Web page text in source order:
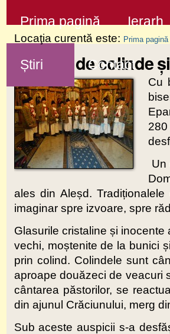
la
conţinut
Sari
la
navigare
Prima pagină Ierarh
Știri Contact
Locaţia curentă este: Prima pagină
Festival de colinde
Cu
Un
ales din Aleșd.
imaginar spre izvoare, spre
Glasurile cristaline și
vechi, moștenite de la bunici
prin colind. Colindele sunt
aproape douăzeci de veacuri
cântarea păstorilor, se
din ajunul Crăciunului, merg
Sub aceste auspicii s-a